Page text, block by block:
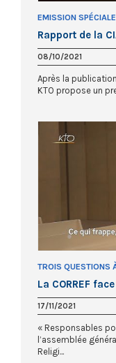
EMISSION SPÉCIALE
Rapport de la
08/10/2021
Après la
KTO propose un
TROIS QUESTIONS
La CORREF
17/11/2021
« Responsables
l’assemblée
Religi...